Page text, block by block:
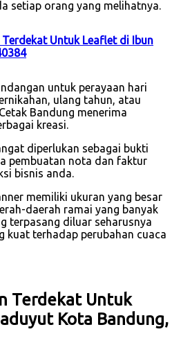
setiap orang yang melihatnya.
Terdekat Untuk Leaflet di Ibun
untuk perayaan hari
ulang tahun, atau
Bandung menerima
kreasi.
diperlukan sebagai bukti
pembuatan nota dan faktur
bisnis anda.
memiliki ukuran yang besar
daerah ramai yang banyak
terpasang diluar seharusnya
kuat terhadap perubahan cuaca
Terdekat Untuk
Kota Bandung,